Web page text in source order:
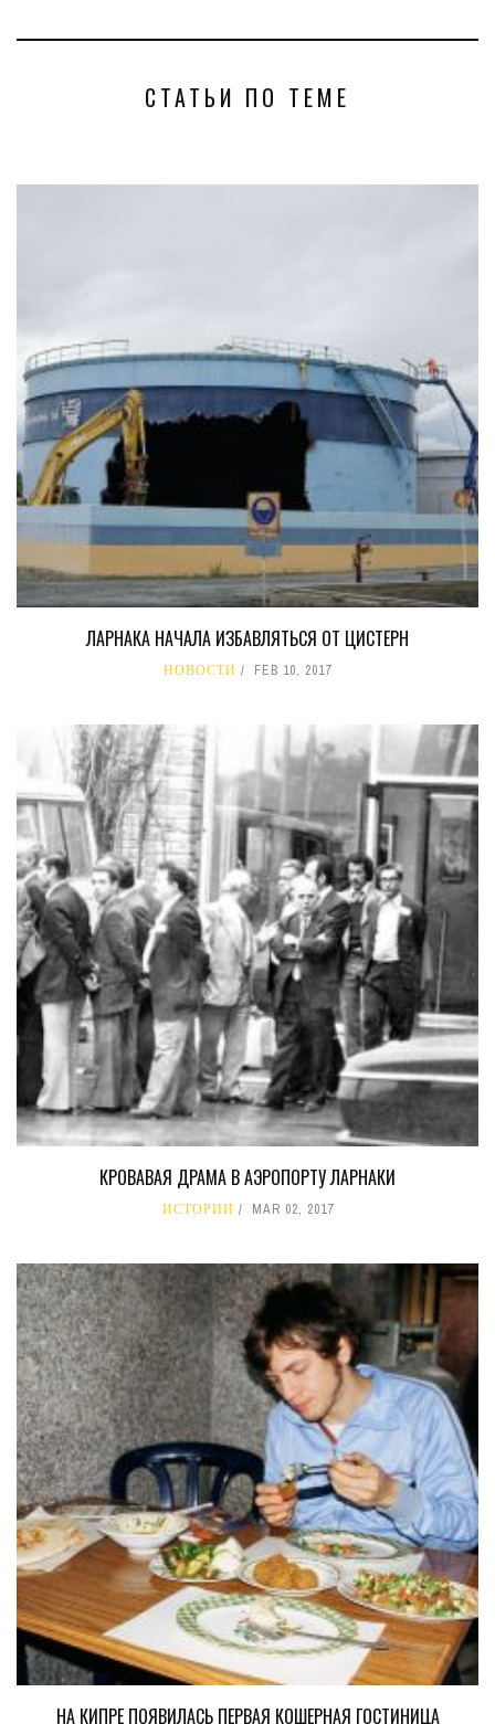
СТАТЬИ ПО ТЕМЕ
ЛАРНАКА НАЧАЛА ИЗБАВЛЯТЬСЯ ОТ ЦИСТЕРН
НОВОСТИ FEB 10, 2017
КРОВАВАЯ ДРАМА В АЭРОПОРТУ ЛАРНАКИ
ИСТОРИИ MAR 02, 2017
НА КИПРЕ ПОЯВИЛАСЬ ПЕРВАЯ КОШЕРНАЯ ГОСТИНИЦА